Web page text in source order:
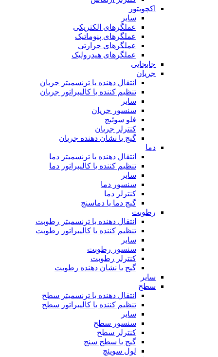
اکچویتور
سایر
عملگرهای الکتریکی
عملگرهای پنوماتیک
عملگرهای حرارتی
عملگرهای هیدرولیک
جابجایی
جریان
انتقال دهنده یا ترنسمیتر جریان
تنظیم کننده یا کالیبراتور جریان
سایر
سنسور جریان
فلو سوئیچ
کنترلر جریان
گیج یا نشان دهنده جریان
دما
انتقال دهنده یا ترنسمیتر دما
تنظیم کننده یا کالیبراتور دما
سایر
سنسور دما
کنترلر دما
گیج دما یا دماسنج
رطوبت
انتقال دهنده یا ترنسمیتر رطوبت
تنظیم کننده یا کالیبراتور رطوبت
سایر
سنسور رطوبت
کنترلر رطوبت
گیج یا نشان دهنده رطوبت
سایر
سطح
انتقال دهنده یا ترنسمیتر سطح
تنظیم کننده یا کالیبراتور سطح
سایر
سنسور سطح
کنترلر سطح
گیج یا سطح سنج
لول سویئچ